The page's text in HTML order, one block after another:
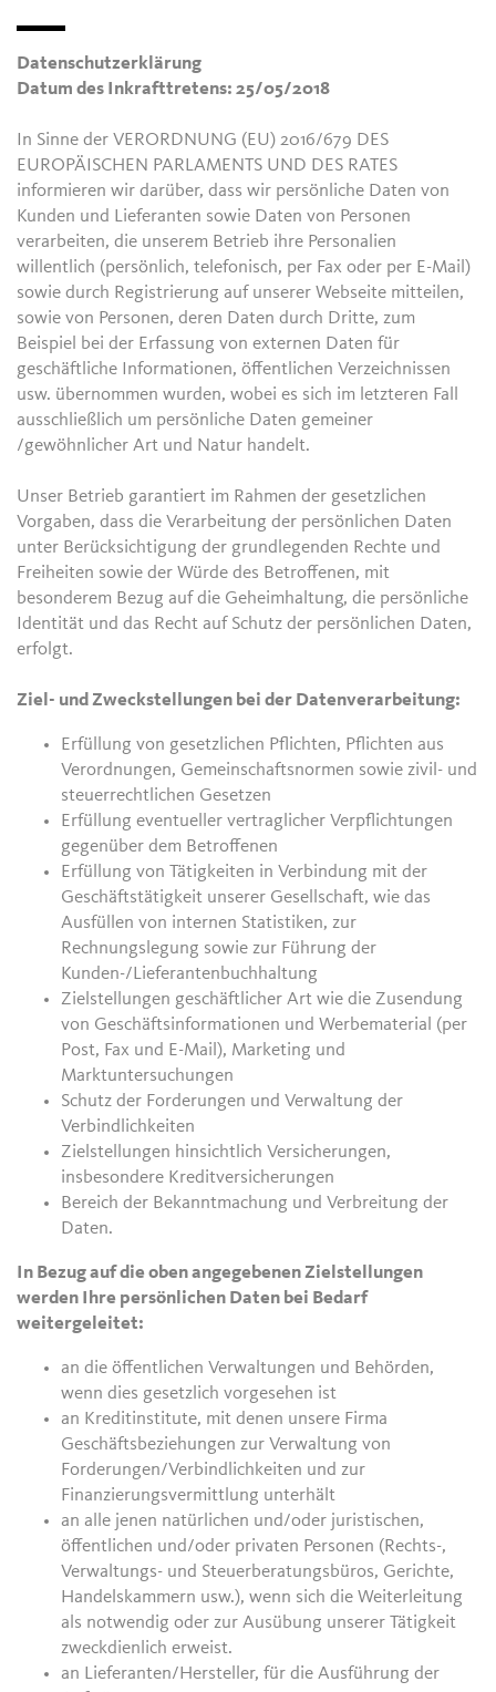
Datenschutzerklärung
Datum des Inkrafttretens: 25/05/2018
In Sinne der VERORDNUNG (EU) 2016/679 DES
EUROPÄISCHEN PARLAMENTS UND DES RATES
informieren wir darüber, dass wir persönliche Daten von
Kunden und Lieferanten sowie Daten von Personen
verarbeiten, die unserem Betrieb ihre Personalien
willentlich (persönlich, telefonisch, per Fax oder per E-Mail)
sowie durch Registrierung auf unserer Webseite mitteilen,
sowie von Personen, deren Daten durch Dritte, zum
Beispiel bei der Erfassung von externen Daten für
geschäftliche Informationen, öffentlichen Verzeichnissen
usw. übernommen wurden, wobei es sich im letzteren Fall
ausschließlich um persönliche Daten gemeiner
/gewöhnlicher Art und Natur handelt.
Unser Betrieb garantiert im Rahmen der gesetzlichen
Vorgaben, dass die Verarbeitung der persönlichen Daten
unter Berücksichtigung der grundlegenden Rechte und
Freiheiten sowie der Würde des Betroffenen, mit
besonderem Bezug auf die Geheimhaltung, die persönliche
Identität und das Recht auf Schutz der persönlichen Daten,
erfolgt.
Ziel- und Zweckstellungen bei der Datenverarbeitung:
Erfüllung von gesetzlichen Pflichten, Pflichten aus
Verordnungen, Gemeinschaftsnormen sowie zivil- und
steuerrechtlichen Gesetzen
Erfüllung eventueller vertraglicher Verpflichtungen
gegenüber dem Betroffenen
Erfüllung von Tätigkeiten in Verbindung mit der
Geschäftstätigkeit unserer Gesellschaft, wie das
Ausfüllen von internen Statistiken, zur
Rechnungslegung sowie zur Führung der
Kunden-/Lieferantenbuchhaltung
Zielstellungen geschäftlicher Art wie die Zusendung
von Geschäftsinformationen und Werbematerial (per
Post, Fax und E-Mail), Marketing und
Marktuntersuchungen
Schutz der Forderungen und Verwaltung der
Verbindlichkeiten
Zielstellungen hinsichtlich Versicherungen,
insbesondere Kreditversicherungen
Bereich der Bekanntmachung und Verbreitung der
Daten.
In Bezug auf die oben angegebenen Zielstellungen
werden Ihre persönlichen Daten bei Bedarf
weitergeleitet:
an die öffentlichen Verwaltungen und Behörden,
wenn dies gesetzlich vorgesehen ist
an Kreditinstitute, mit denen unsere Firma
Geschäftsbeziehungen zur Verwaltung von
Forderungen/Verbindlichkeiten und zur
Finanzierungsvermittlung unterhält
an alle jenen natürlichen und/oder juristischen,
öffentlichen und/oder privaten Personen (Rechts-,
Verwaltungs- und Steuerberatungsbüros, Gerichte,
Handelskammern usw.), wenn sich die Weiterleitung
als notwendig oder zur Ausübung unserer Tätigkeit
zweckdienlich erweist.
an Lieferanten/Hersteller, für die Ausführung der